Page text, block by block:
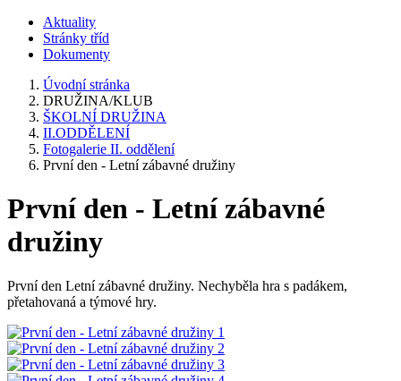
Aktuality
Stránky tříd
Dokumenty
Úvodní stránka
DRUŽINA/KLUB
ŠKOLNÍ DRUŽINA
II.ODDĚLENÍ
Fotogalerie II. oddělení
První den - Letní zábavné družiny
První den - Letní zábavné
družiny
První den Letní zábavné družiny. Nechyběla hra s padákem,
přetahovaná a týmové hry.